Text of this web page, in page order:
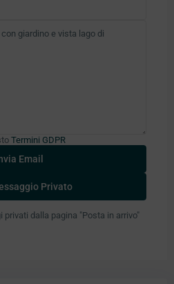
Termini GDPR
​​dalla pagina "Posta in arrivo"